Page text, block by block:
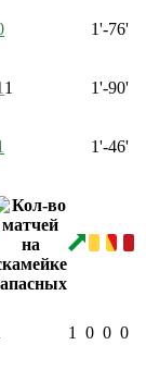
1'-76'
1 1'-90'
1'-46'
1 0 0 0